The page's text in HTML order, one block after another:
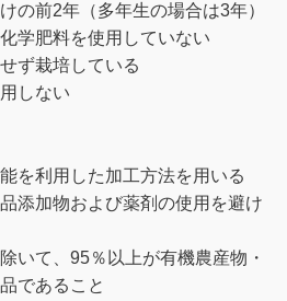
の前2年（多年生の場合は3年）
学肥料を使用していない
ず栽培している
しない
を利用した加工方法を用いる
添加物および薬剤の使用を避け
いて、95％以上が有機農産物・
であること